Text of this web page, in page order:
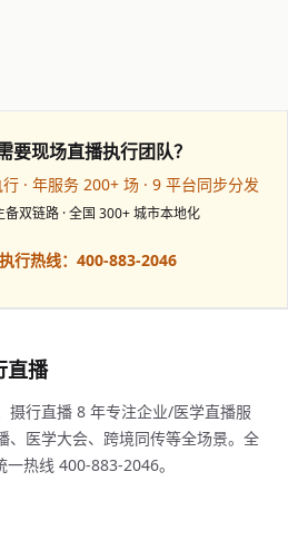
要现场直播执行团队？
· 年服务 200+ 场 · 9 平台同步分发
备双链路 · 全国 300+ 城市本地化
执行热线：400-883-2046
直播
摄行直播 8 年专注企业/医学直播服
、医学大会、跨境同传等全场景。全
热线 400-883-2046。